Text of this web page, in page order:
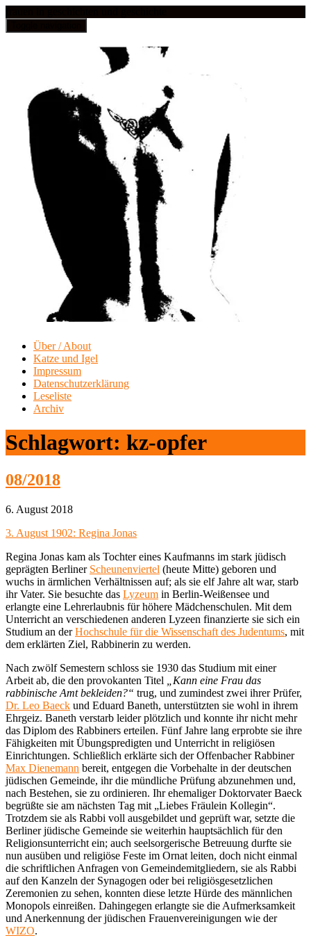
Über / About
Katze und Igel
Impressum
Datenschutzerklärung
Leseliste
Archiv
Schlagwort: kz-opfer
08/2018
6. August 2018
3. August 1902: Regina Jonas
Regina Jonas kam als Tochter eines Kaufmanns im stark jüdisch
geprägten Berliner Scheunenviertel (heute Mitte) geboren und
wuchs in ärmlichen Verhältnissen auf; als sie elf Jahre alt war, starb
ihr Vater. Sie besuchte das Lyzeum in Berlin-Weißensee und
erlangte eine Lehrerlaubnis für höhere Mädchenschulen. Mit dem
Unterricht an verschiedenen anderen Lyzeen finanzierte sie sich ein
Studium an derHochschule für die Wissenschaft des Judentums, mit
dem erklärten Ziel, Rabbinerin zu werden.
Nach zwölf Semestern schloss sie 1930 das Studium mit einer
Arbeit ab, die den provokanten Titel
„Kann eine Frau das
rabbinische Amt bekleiden?“ trug, und zumindest zwei ihrer Prüfer,
Dr. Leo Baeck und Eduard Baneth, unterstützten sie wohl in ihrem
Ehrgeiz. Baneth verstarb leider plötzlich und konnte ihr nicht mehr
das Diplom des Rabbiners erteilen. Fünf Jahre lang erprobte sie ihre
Fähigkeiten mit Übungspredigten und Unterricht in religiösen
Einrichtungen. Schließlich erklärte sich der Offenbacher Rabbiner
Max Dienemann bereit, entgegen die Vorbehalte in der deutschen
jüdischen Gemeinde, ihr die mündliche Prüfung abzunehmen und,
nach Bestehen, sie zu ordinieren. Ihr ehemaliger Doktorvater Baeck
begrüßte sie am nächsten Tag mit „Liebes Fräulein Kollegin“.
Trotzdem sie als Rabbi voll ausgebildet und geprüft war, setzte die
Berliner jüdische Gemeinde sie weiterhin hauptsächlich für den
Religionsunterricht ein; auch seelsorgerische Betreuung durfte sie
nun ausüben und religiöse Feste im Ornat leiten, doch nicht einmal
die schriftlichen Anfragen von Gemeindemitgliedern, sie als Rabbi
auf den Kanzeln der Synagogen oder bei religiösgesetzlichen
Zeremonien zu sehen, konnten diese letzte Hürde des männlichen
Monopols einreißen. Dahingegen erlangte sie die Aufmerksamkeit
und Anerkennung der jüdischen Frauenvereinigungen wie der
WIZO.